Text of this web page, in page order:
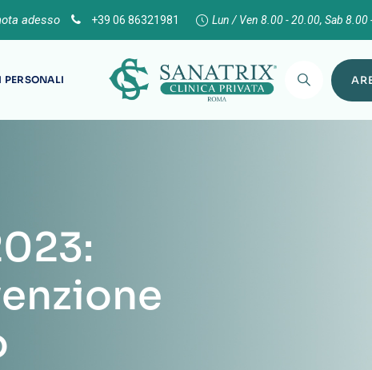
adesso +39 06 86321981 Lun / Ven 8.00 - 20.00, Sab 8.00
PERSONALI